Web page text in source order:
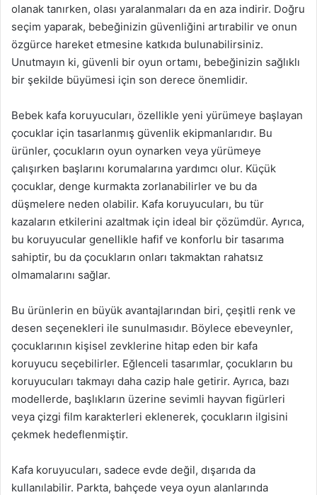
olanak tanırken, olası yaralanmaları da en aza indirir. Doğru
seçim yaparak, bebeğinizin güvenliğini artırabilir ve onun
özgürce hareket etmesine katkıda bulunabilirsiniz.
Unutmayın ki, güvenli bir oyun ortamı, bebeğinizin sağlıklı
bir şekilde büyümesi için son derece önemlidir.
Bebek kafa koruyucuları, özellikle yeni yürümeye başlayan
çocuklar için tasarlanmış güvenlik ekipmanlarıdır. Bu
ürünler, çocukların oyun oynarken veya yürümeye
çalışırken başlarını korumalarına yardımcı olur. Küçük
çocuklar, denge kurmakta zorlanabilirler ve bu da
düşmelere neden olabilir. Kafa koruyucuları, bu tür
kazaların etkilerini azaltmak için ideal bir çözümdür. Ayrıca,
bu koruyucular genellikle hafif ve konforlu bir tasarıma
sahiptir, bu da çocukların onları takmaktan rahatsız
olmamalarını sağlar.
Bu ürünlerin en büyük avantajlarından biri, çeşitli renk ve
desen seçenekleri ile sunulmasıdır. Böylece ebeveynler,
çocuklarının kişisel zevklerine hitap eden bir kafa
koruyucu seçebilirler. Eğlenceli tasarımlar, çocukların bu
koruyucuları takmayı daha cazip hale getirir. Ayrıca, bazı
modellerde, başlıkların üzerine sevimli hayvan figürleri
veya çizgi film karakterleri eklenerek, çocukların ilgisini
çekmek hedeflenmiştir.
Kafa koruyucuları, sadece evde değil, dışarıda da
kullanılabilir. Parkta, bahçede veya oyun alanlarında